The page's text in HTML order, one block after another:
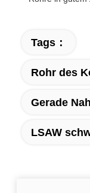
Tags：
Rohr des
Gerade
LSAW